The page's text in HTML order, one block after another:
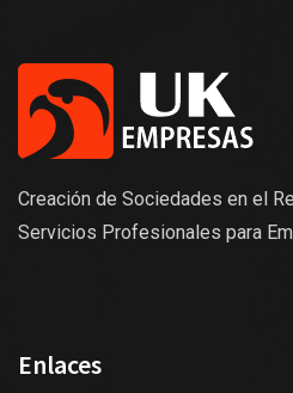
Creación de Sociedades en el
Servicios Profesionales para
Enlaces